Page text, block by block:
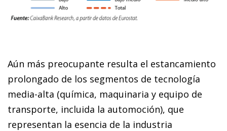
Aún más preocupante resulta el estancamiento
prolongado de los segmentos de tecnología
media-alta (química, maquinaria y equipo de
transporte, incluida la automoción), que
representan la esencia de la industria